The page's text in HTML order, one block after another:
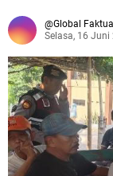
Global Faktual
Selasa, 16 Juni